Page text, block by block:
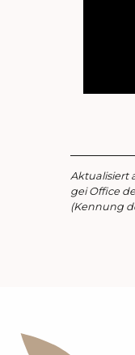
Aktualisiert
gei Office
(Kennung